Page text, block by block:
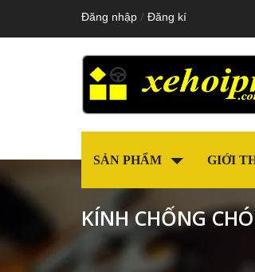
Đăng nhập / Đăng kí
SẢN PHẨM GIỚI
KÍNH CHỐNG